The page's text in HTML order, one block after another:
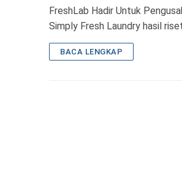
FreshLab Hadir Untuk
Simply Fresh Laundry hasil
BACA LENGKAP